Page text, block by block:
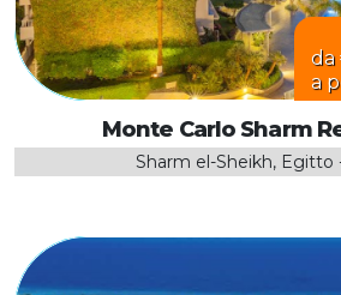
da
a
Monte Carlo Sharm
Sharm el-Sheikh, Egitto